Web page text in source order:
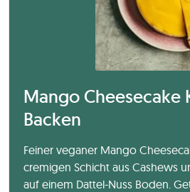
Mango Cheesecake
Backen
Feiner veganer Mango
cremigen Schicht aus Cashews
auf einem Dattel-Nuss Boden.